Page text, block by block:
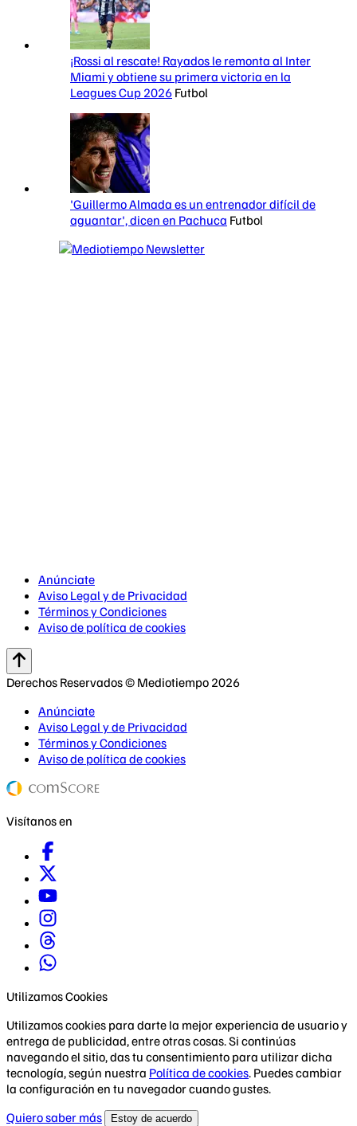
¡Rossi al rescate! Rayados le remonta al Inter
Miami y obtiene su primera victoria en la
Leagues Cup 2026 Futbol
'Guillermo Almada es un entrenador difícil de
aguantar', dicen en Pachuca Futbol
Anúnciate
Aviso Legal y de Privacidad
Términos y Condiciones
Aviso de política de cookies
Derechos Reservados © Mediotiempo 2026
Anúnciate
Aviso Legal y de Privacidad
Términos y Condiciones
Aviso de política de cookies
Visítanos en
Utilizamos Cookies
Utilizamos cookies para darte la mejor experiencia de usuario y
entrega de publicidad, entre otras cosas. Si continúas
navegando el sitio, das tu consentimiento para utilizar dicha
tecnología, según nuestra Política de cookies. Puedes cambiar
la configuración en tu navegador cuando gustes.
Quiero saber más
Estoy de acuerdo